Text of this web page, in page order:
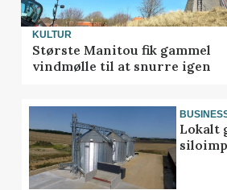
KULTUR
Største Manitou fik gammel
vindmølle til at snurre igen
Lokalt